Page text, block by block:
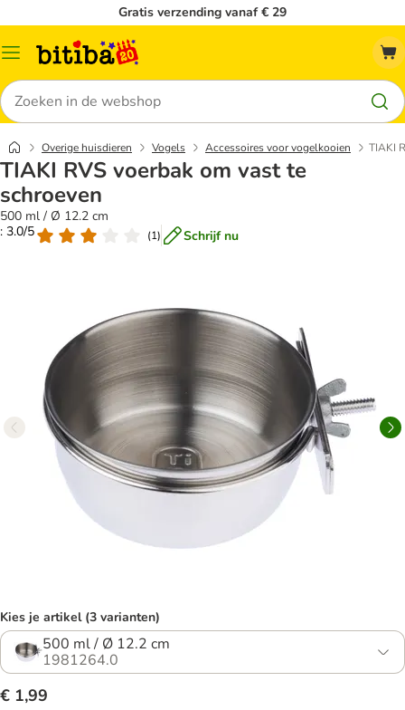
Gratis verzending vanaf € 29
Catalogusmenu
Zoeken
Overige huisdieren Vogels Accessoires voor vogelkooien TIAKI
TIAKI RVS voerbak om vast te
schroeven
500 ml / Ø 12.2 cm
: 3.0/5
(1) Schrijf nu
Kies je artikel (3 varianten)
500 ml / Ø 12.2 cm
1981264.0
€ 1,99